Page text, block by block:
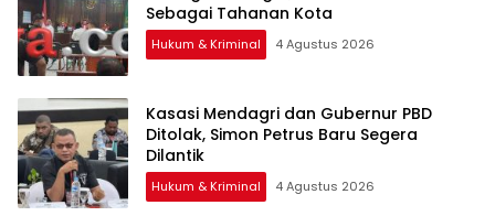
Sebagai Tahanan Kota
Hukum & Kriminal 4 Agustus 2026
Kasasi Mendagri dan Gubernur PBD
Ditolak, Simon Petrus Baru Segera
Dilantik
Hukum & Kriminal 4 Agustus 2026